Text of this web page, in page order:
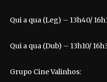
Qui a qua (Leg) – 13h40/
Qui a qua (Dub) – 13h10/
Grupo Cine Valinhos: